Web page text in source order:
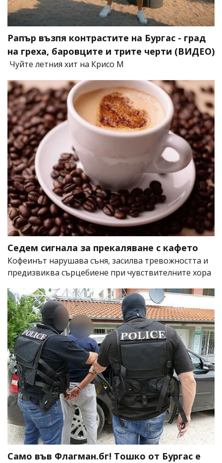
Рапър възпя контрастите на Бургас - град
на греха, баровците и трите черти (ВИДЕО)
Чуйте летния хит на Крисо М
Седем сигнала за прекаляване с кафето
Кофеинът нарушава съня, засилва тревожността и
предизвиква сърцебиене при чувствителните хора
Само във Флагман.бг! Тошко от Бургас е